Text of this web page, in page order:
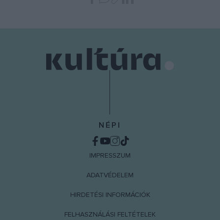
NÉPI
IMPRESSZUM
ADATVÉDELEM
HIRDETÉSI INFORMÁCIÓK
FELHASZNÁLÁSI FELTÉTELEK